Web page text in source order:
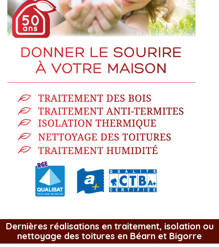
Dernières réalisations en traitement, isolation ou
nettoyage des toitures en Béarn et Bigorre